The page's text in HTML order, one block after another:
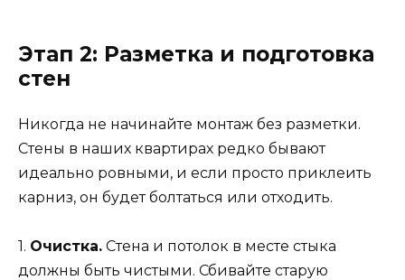
Этап 2: Разметка и подготовка
стен
Никогда не начинайте монтаж без разметки.
Стены в наших квартирах редко бывают
идеально ровными, и если просто приклеить
карниз, он будет болтаться или отходить.
1. Очистка. Стена и потолок в месте стыка
должны быть чистыми. Сбивайте старую